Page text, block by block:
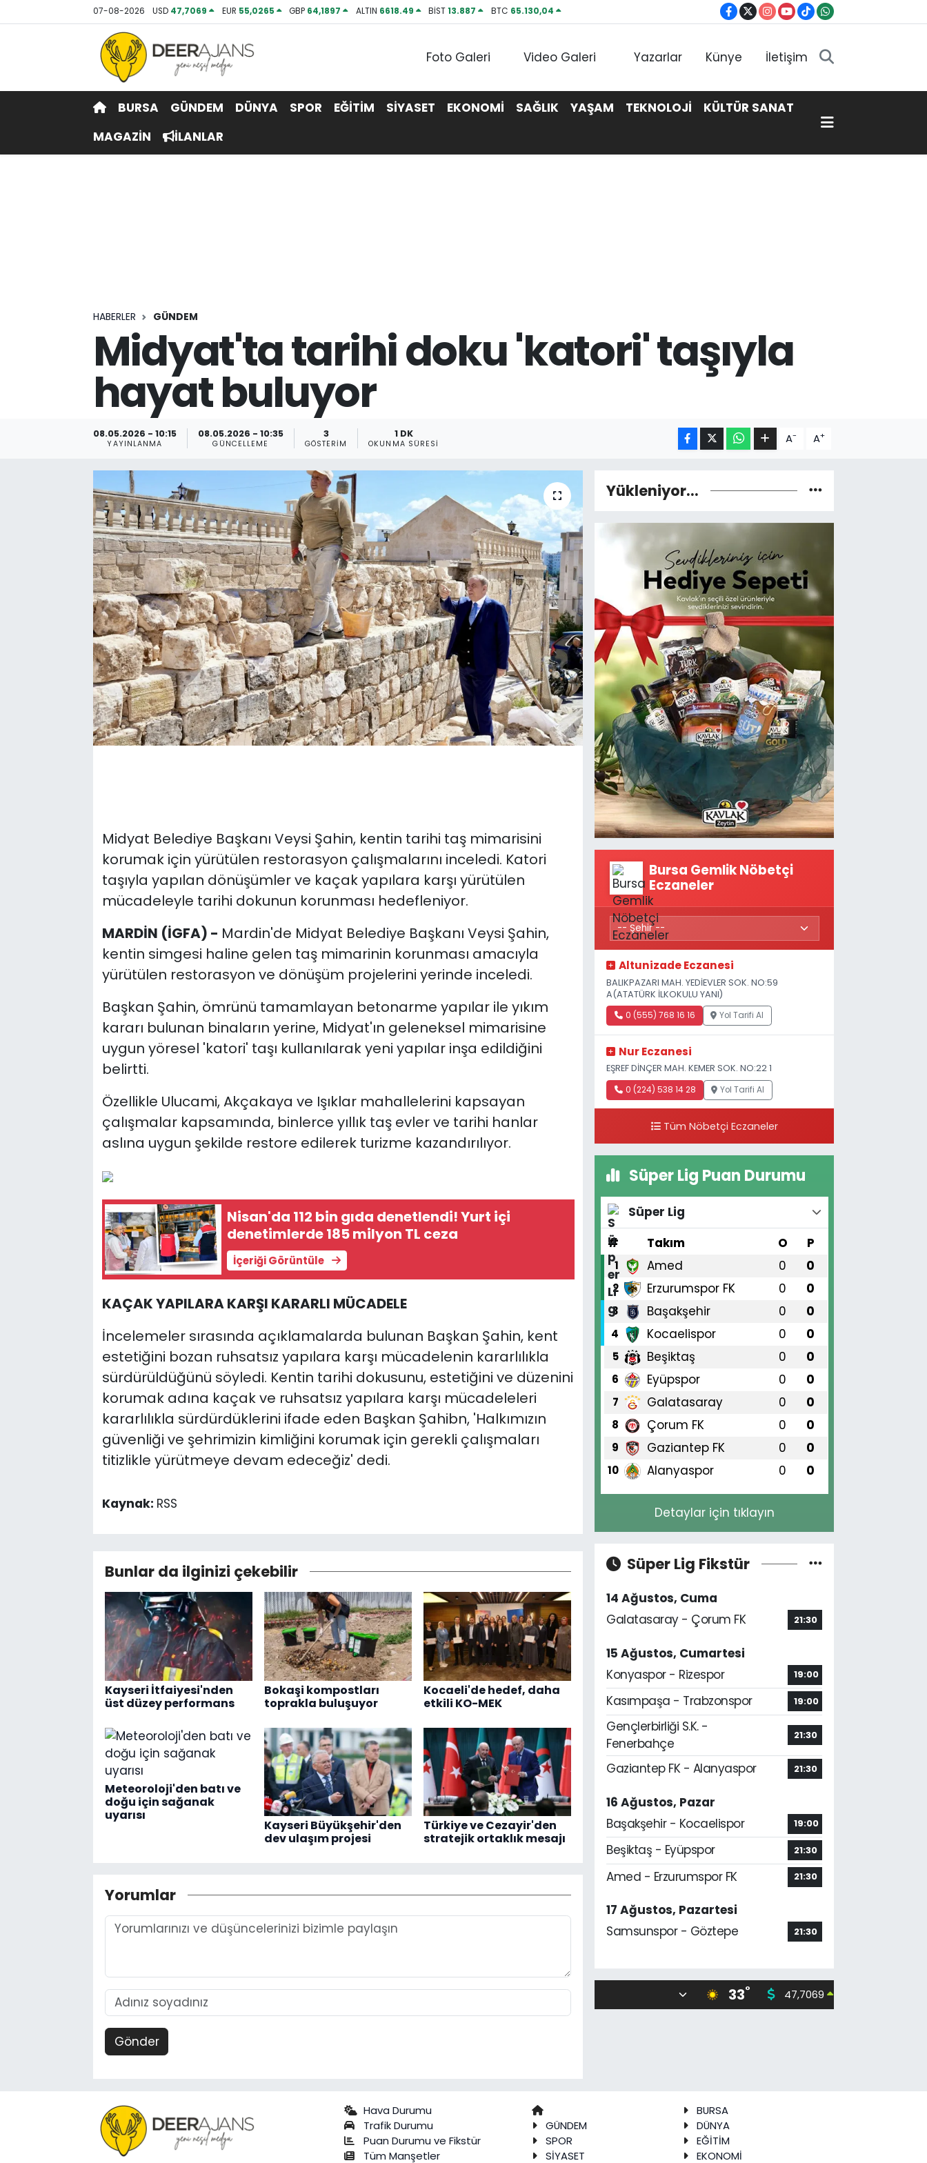
07-08-2026 USD 47,7069 EUR 55,0265 GBP 64,1897 ALTIN 6618.49 BİST13.887 BTC 65.130,04
Foto Galeri Video Galeri Yazarlar Künye İletişim
BURSA GÜNDEM DÜNYA SPOR EĞİTİM SİYASET EKONOMİ SAĞLIK YAŞAM TEKNOLOJİ
KÜLTÜR SANAT
MAGAZİN
İLANLAR
HABERLER GÜNDEM
Midyat'ta tarihi doku 'katori' taşıyla
hayat buluyor
08.05.2026 - 10:15
YAYINLANMA
08.05.2026 - 10:35
GÜNCELLEME
3
GÖSTERIM
1 DK
OKUNMA SÜRESI A- A+
Midyat Belediye Başkanı Veysi Şahin, kentin tarihi taş mimarisini
korumak için yürütülen restorasyon çalışmalarını inceledi. Katori
taşıyla yapılan dönüşümler ve kaçak yapılara karşı yürütülen
mücadeleyle tarihi dokunun korunması hedefleniyor.
MARDİN (İGFA) - Mardin'de Midyat Belediye Başkanı Veysi Şahin,
kentin simgesi haline gelen taş mimarinin korunması amacıyla
yürütülen restorasyon ve dönüşüm projelerini yerinde inceledi.
Başkan Şahin, ömrünü tamamlayan betonarme yapılar ile yıkım
kararı bulunan binaların yerine, Midyat'ın geleneksel mimarisine
uygun yöresel 'katori' taşı kullanılarak yeni yapılar inşa edildiğini
belirtti.
Özellikle Ulucami, Akçakaya ve Işıklar mahallelerini kapsayan
çalışmalar kapsamında, binlerce yıllık taş evler ve tarihi hanlar
aslına uygun şekilde restore edilerek turizme kazandırılıyor.
Nisan'da 112 bin gıda denetlendi! Yurt içi
denetimlerde 185 milyon TL ceza
İçeriği Görüntüle
KAÇAK YAPILARA KARŞI KARARLI MÜCADELE
İncelemeler sırasında açıklamalarda bulunan Başkan Şahin, kent
estetiğini bozan ruhsatsız yapılara karşı mücadelenin kararlılıkla
sürdürüldüğünü söyledi. Kentin tarihi dokusunu, estetiğini ve düzenini
korumak adına kaçak ve ruhsatsız yapılara karşı mücadeleleri
kararlılıkla sürdürdüklerini ifade eden Başkan Şahibn, 'Halkımızın
güvenliği ve şehrimizin kimliğini korumak için gerekli çalışmaları
titizlikle yürütmeye devam edeceğiz' dedi.
Kaynak: RSS
Bunlar da ilginizi çekebilir
Kayseri İtfaiyesi'nden
üst düzey performans
Bokaşi kompostları
toprakla buluşuyor
Kocaeli'de hedef, daha
etkili KO-MEK
Meteoroloji'den batı ve
doğu için sağanak
uyarısı
Kayseri Büyükşehir'den
dev ulaşım projesi
Türkiye ve Cezayir'den
stratejik ortaklık mesajı
Yorumlar
Gönder
Yükleniyor...
Bursa Gemlik Nöbetçi
Eczaneler
Altunizade Eczanesi
BALIKPAZARI MAH. YEDİEVLER SOK. NO:59
A(ATATÜRK İLKOKULU YANI)
0 (555) 768 16 16 Yol Tarifi Al
Nur Eczanesi
EŞREF DİNÇER MAH. KEMER SOK. NO:22 1
0 (224) 538 14 28 Yol Tarifi Al
Tüm Nöbetçi Eczaneler
Süper Lig Puan Durumu
Süper Lig
#
Takım O P
1 Amed 0 0
2 Erzurumspor FK 0 0
3 Başakşehir 0 0
4 Kocaelispor 0 0
5 Beşiktaş 0 0
6 Eyüpspor 0 0
7 Galatasaray 0 0
8 Çorum FK 0 0
9 Gaziantep FK 0 0
10 Alanyaspor 0 0
Detaylar için tıklayın
Süper Lig Fikstür
14 Ağustos, Cuma
Galatasaray - Çorum FK
21:30
15 Ağustos, Cumartesi
Konyaspor - Rizespor
19:00
Kasımpaşa - Trabzonspor 19:00
Gençlerbirliği S.K. -
Fenerbahçe
21:30
Gaziantep FK - Alanyaspor 21:30
16 Ağustos, Pazar
Başakşehir - Kocaelispor
19:00
Beşiktaş - Eyüpspor 21:30
Amed - Erzurumspor FK 21:30
17 Ağustos, Pazartesi
Samsunspor - Göztepe
21:30
33° 47,7069
Hava Durumu
Trafik Durumu
Puan Durumu ve Fikstür
Tüm Manşetler
BURSA
GÜNDEM
DÜNYA
SPOR
EĞİTİM
SİYASET
EKONOMİ
Hava Durumu
Trafik Durumu
Tüm Manşetler